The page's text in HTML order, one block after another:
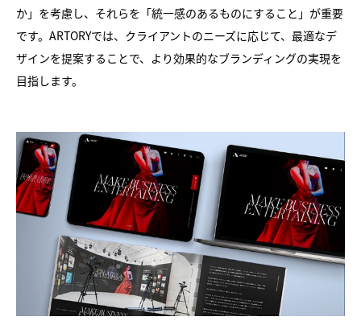
か」を考慮し、それらを「統一感のあるものにすること」が重要
です。ARTORYでは、クライアントのニーズに応じて、最適なデ
ザインを提案することで、より効果的なブランディングの実現を
目指します。